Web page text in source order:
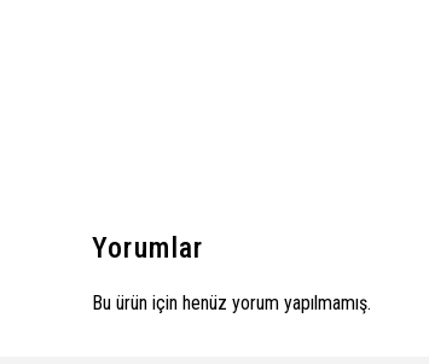
Yorumlar
Bu ürün için henüz yorum yapılmamış.